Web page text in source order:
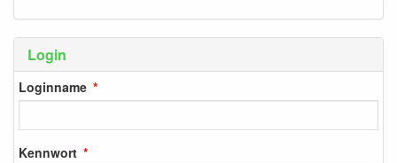
Login
Loginname
Kennwort